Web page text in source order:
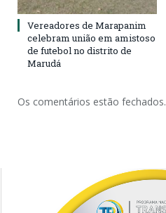
Vereadores de Marapanim
celebram união em amistoso
de futebol no distrito de
Marudá
Os comentários estão fechados.